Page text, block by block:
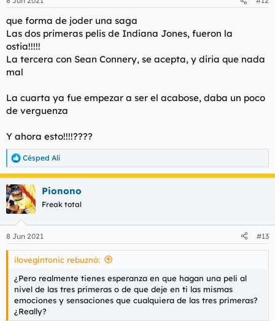
e
:
que forma de joder una saga
Las dos primeras pelis de Indiana Jones, fueron la
ostia!!!!!
La tercera con Sean Connery, se acepta, y diria que nada
mal
La cuarta ya fue empezar a ser el acabose, daba un poco
de verguenza
Y ahora esto!!!!????
R
e
a
c
c
i
e
s
Césped Alí
Pionono
Freak total
8 Jun 2021 #13
ilovegintonic rebuznó:
¿Pero realmente tienes esperanza en que hagan una peli al
nivel de las tres primeras o de que deje en ti las mismas
emociones y sensaciones que cualquiera de las tres primeras?
¿Really?